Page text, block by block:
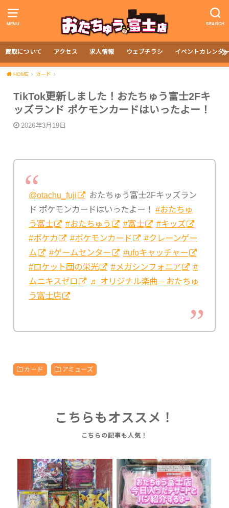
MENU SEARCH
買取について アクセス 求人情報 ウェブチラシ イベントカレンダ
HOME カード
TikTok更新しました！おたちゅう富士2Fキ
ッズランド ポケモンカードはいったよー！
2026年3月19日
@otachu_fuji
おたちゅう富士2Fキッズラン
ド ポケモンカードはいったよー！ #おたちゅ
う富士
#おたちゅう #富士
#キッズ
#ポケカ
#ポケモンカード
#クレーンゲー
ム
#ゲームセンター
#ufoキャッチャー
#ロケット団の栄光
#メガシンフォニア
#
ムニキスゼロ
♬ オリジナル楽曲 – おたちゅ
う富士店
カード アミューズ
こちらもオススメ！